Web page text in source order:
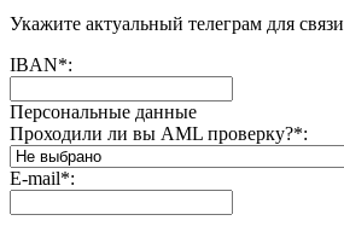
Укажите актуальный телеграм для связи
IBAN*:
Персональные данные
Проходили ли вы AML проверку?*:
E-mail*: